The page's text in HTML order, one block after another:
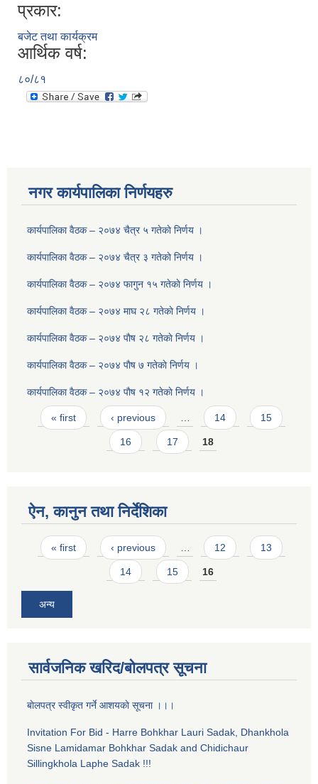
प्रकार:
बजेट तथा कार्यक्रम
आर्थिक वर्ष:
८०/८१
नगर कार्यपालिका निर्णयहरु
कार्यपालिका वैठक – २०७४ चैत्र ५ गतेकाे निर्णय ।
कार्यपालिका वैठक – २०७४ चैत्र ३ गतेकाे निर्णय ।
कार्यपालिका वैठक – २०७४ फागुन १५ गतेकाे निर्णय ।
कार्यपालिका वैठक – २०७४ माघ २८ गतेकाे निर्णय ।
कार्यपालिका वैठक – २०७४ पाैष २८ गतेकाे निर्णय ।
कार्यपालिका वैठक – २०७४ पाैष ७ गतेकाे निर्णय ।
कार्यपालिका वैठक – २०७४ पाैष १२ गतेकाे निर्णय ।
Pages
« first ‹ previous … 14 15
16 17 18
ऐन, कानुन तथा निर्देशिका
Pages
« first ‹ previous 12 13
14 15 16
अन्य
सार्वजनिक खरिद/बोलपत्र सूचना
बाेलपत्र स्वीकृत गर्ने आशयकाे सूचना ।।।
Invitation For Bid - Harre Bohkhar Lauri Sadak, Dhankhola
Sisne Lamidamar Bohkhar Sadak and Chidichaur
Sillingkhola Laphe Sadak !!!